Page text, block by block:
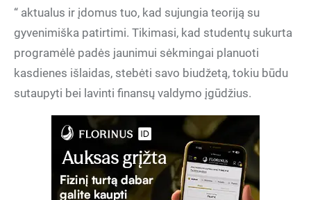
“ aktualus ir įdomus tuo, kad sujungia teoriją su
gyvenimiška patirtimi. Tikimasi, kad studentų sukurta
programėlė padės jaunimui sėkmingai planuoti
kasdienes išlaidas, stebėti savo biudžetą, tokiu būdu
sutaupyti bei lavinti finansų valdymo įgūdžius.